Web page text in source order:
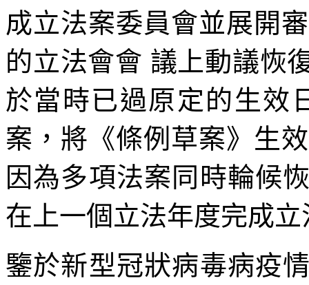
成立法案委員會並展開
的立法會會 議上動議恢
於當時已過原定的生效
案，將《條例草案》生
因為多項法案同時輪候
在上一個立法年度完成
鑒於新型冠狀病毒病疫